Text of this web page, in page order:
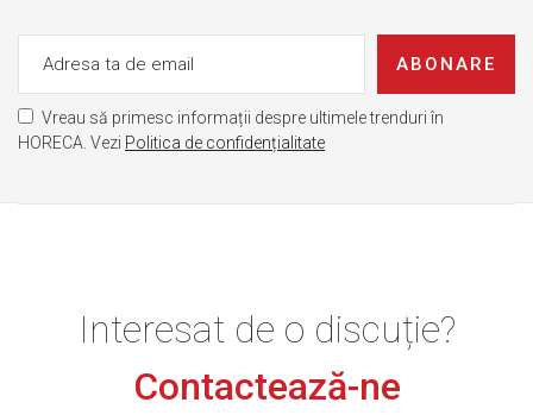
ABONARE
Vreau să primesc informații despre ultimele trenduri în
HORECA. Vezi Politica de confidențialitate
Interesat de o discuție?
Contactează-ne